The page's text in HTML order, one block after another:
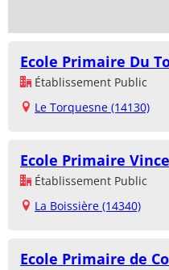
Ecole Primaire Du
Établissement Public
Le Torquesne (14130)
Ecole Primaire
Établissement Public
La Boissière (14340)
Ecole Primaire de